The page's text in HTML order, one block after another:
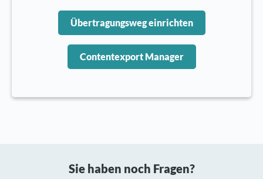
Übertragungsweg einrichten
Contentexport Manager
Sie haben noch Fragen?